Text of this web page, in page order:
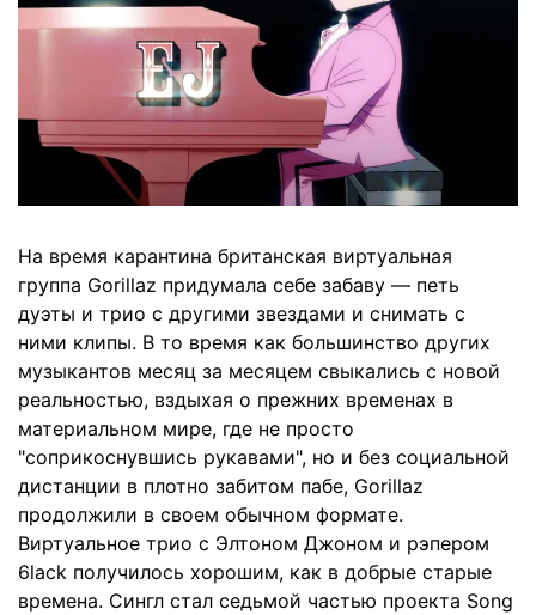
На время карантина британская виртуальная
группа Gorillaz придумала себе забаву — петь
дуэты и трио с другими звездами и снимать с
ними клипы. В то время как большинство других
музыкантов месяц за месяцем свыкались с новой
реальностью, вздыхая о прежних временах в
материальном мире, где не просто
"соприкоснувшись рукавами", но и без социальной
дистанции в плотно забитом пабе, Gorillaz
продолжили в своем обычном формате.
Виртуальное трио с Элтоном Джоном и рэпером
6lack получилось хорошим, как в добрые старые
времена. Сингл стал седьмой частью проекта Song